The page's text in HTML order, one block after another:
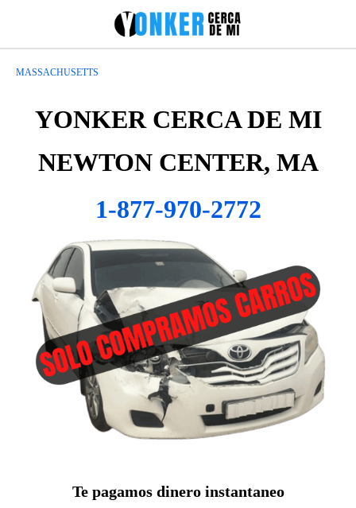
MASSACHUSETTS
YONKER CERCA DE MI
NEWTON CENTER, MA
1-877-970-2772
Te pagamos dinero instantaneo